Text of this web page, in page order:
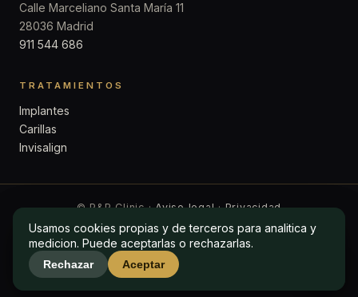
Calle Marceliano Santa María 11
28036 Madrid
911 544 686
TRATAMIENTOS
Implantes
Carillas
Invisalign
© P&P Clinic ·Aviso legal·Privacidad
Usamos cookies propias y de terceros para analitica y
medicion. Puede aceptarlas o rechazarlas.
Rechazar Aceptar
Usamos cookies propias y de terceros para analitica y
medicion. Puede aceptarlas o rechazarlas.
Rechazar Aceptar